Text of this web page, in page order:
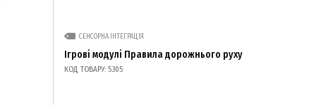
СЕНСОРНА ІНТЕГРАЦІЯ
Ігрові модулі Правила дорожнього руху
КОД ТОВАРУ: 5305